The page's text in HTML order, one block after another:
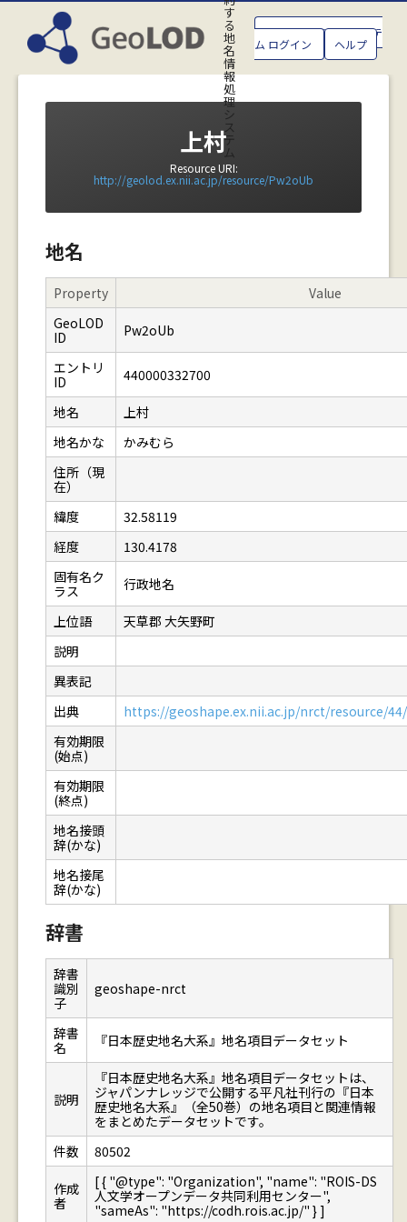
す
る
地
名
情
報
処
理
シ
ス
テ
ム
GeoLOD地名管理システ
ム ログイン ヘルプ
上村
Resource URI:
http://geolod.ex.nii.ac.jp/resource/Pw2oUb
地名
Property
Value
GeoLOD
ID
Pw2oUb
エントリ
ID
440000332700
地名
上村
地名かな
かみむら
住所（現
在）
緯度
32.58119
経度
130.4178
固有名ク
ラス
行政地名
上位語
天草郡 大矢野町
説明
異表記
出典
https://geoshape.ex.nii.ac.jp/nrct/resource/
有効期限
(始点)
有効期限
(終点)
地名接頭
辞(かな)
地名接尾
辞(かな)
辞書
辞書
識別
子
geoshape-nrct
辞書
名
『日本歴史地名大系』地名項目データセット
説明
『日本歴史地名大系』地名項目データセットは、
ジャパンナレッジで公開する平凡社刊行の『日本
歴史地名大系』（全50巻）の地名項目と関連情報
をまとめたデータセットです。
件数
80502
作成
者
[ { "@type": "Organization", "name": "ROIS-DS
人文学オープンデータ共同利用センター",
"sameAs": "https://codh.rois.ac.jp/" } ]